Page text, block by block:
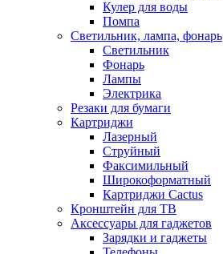
Кулер для воды
Помпа
Светильник, лампа, фонарь
Светильник
Фонарь
Лампы
Электрика
Резаки для бумаги
Картриджи
Лазерный
Струйный
Факсимильный
Широкоформатный
Картриджи Cactus
Кронштейн для ТВ
Аксессуары для гаджетов
Зарядки и гаджеты